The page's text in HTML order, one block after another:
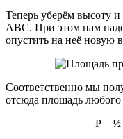
Теперь уберём высоту
ABC. При этом нам
опустить на неё новую
Соответственно мы
отсюда площадь любого
P = ½